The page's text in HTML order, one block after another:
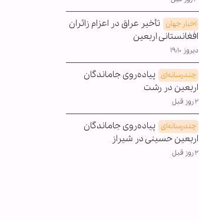
اخبار جهان تأخیر عراق در اعزام زائران
افغانستانی اربعین
دیروز ۱۹:۱۰
چندرسانه‌ای پیاده‌روی جاماندگان
اربعین در رشت
۲ روز قبل
چندرسانه‌ای پیاده‌روی جاماندگان
اربعین حسینی در شیراز
۲ روز قبل